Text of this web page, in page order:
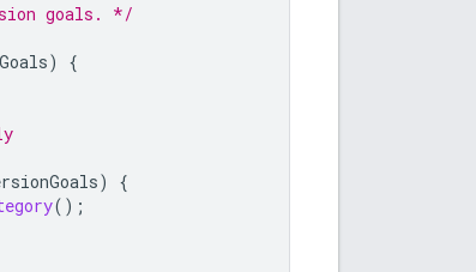
goals. */
)
{
)
{
();